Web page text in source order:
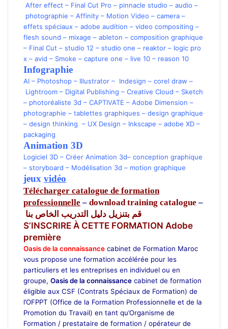
After effect – Final Cut Pro – pinnacle studio – audio –
photographie – Affinity – Motion Video – camera –
effets spéciaux – adobe audition – video compositing –
flesh sound – mixage – ableton – composition graphique
– Final Cut – studio 12 – studio one – reaktor – logic pro
x – avid – Smoke – capture one – live 10 – reason 10
Infographie
AI – Photoshop – Illustrator – Indesign – corel draw –
Lightroom – Digital Publishing – Creative Cloud – Sketch
– photoréaliste 3d – CAPTIVATE – Adobe Dimension –
photographie – tablettes graphiques – design graphique
– design thinking – UX Design – Inkscape – adobe XD –
packaging
Animation 3D
Logiciel 3D – Créer Animation 3d– conception graphique
– storyboard – Modélisation 3d – motion graphique
jeux vidéo
Télécharger catalogue de formation
professionnelle – download training catalogue–
قم بتنزيل دليل التدريب الخاص بنا
S’INSCRIRE À CETTE FORMATION Adobe
première
Oasis de la connaissance cabinet de Formation Maroc
vous propose une formation accélérée pour les
particuliers et les entreprises en individuel ou en
groupe, Oasis de la connaissance cabinet de formation
éligible aux CSF (Contrats Spéciaux de Formation) de
l’OFPPT (Office de la Formation Professionnelle et de la
Promotion du Travail) en tant qu’Organisme de
Formation / prestataire de formation / opérateur de